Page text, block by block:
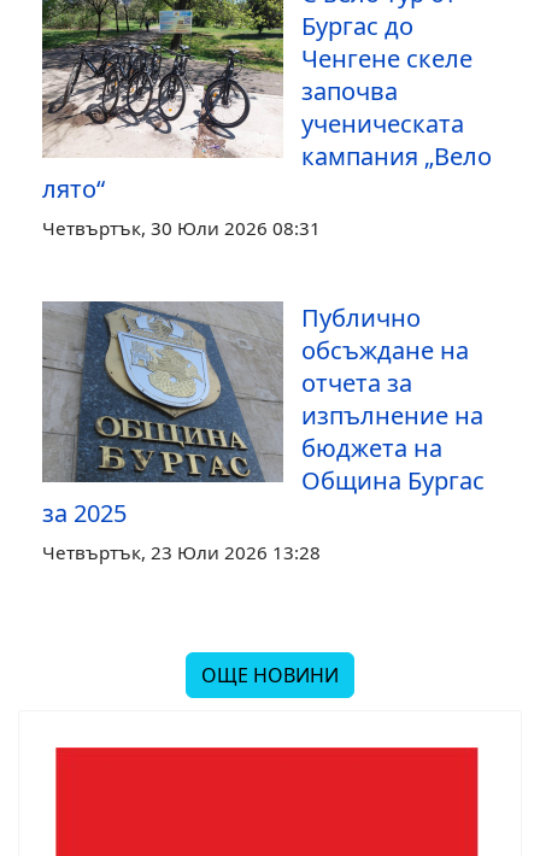
Бургас до
Ченгене скеле
започва
ученическата
кампания „Вело
лято“
Четвъртък, 30 Юли 2026 08:31
Публично
обсъждане на
отчета за
изпълнение на
бюджета на
Община Бургас
за 2025
Четвъртък, 23 Юли 2026 13:28
ОЩЕ НОВИНИ